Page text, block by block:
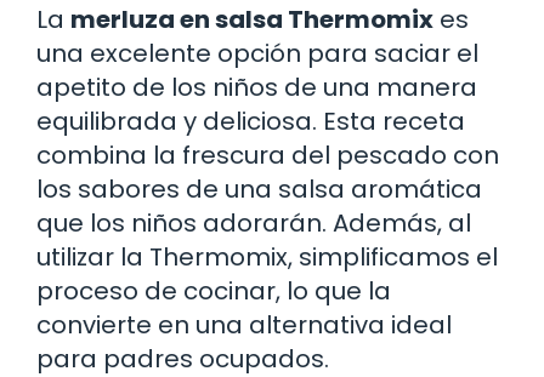
La merluza en salsa Thermomix es
una excelente opción para saciar el
apetito de los niños de una manera
equilibrada y deliciosa. Esta receta
combina la frescura del pescado con
los sabores de una salsa aromática
que los niños adorarán. Además, al
utilizar la Thermomix, simplificamos el
proceso de cocinar, lo que la
convierte en una alternativa ideal
para padres ocupados.